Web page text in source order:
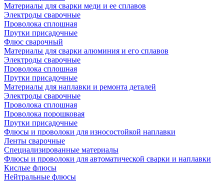
Материалы для сварки меди и ее сплавов
Электроды сварочные
Проволока сплошная
Прутки присадочные
Флюс сварочный
Материалы для сварки алюминия и его сплавов
Электроды сварочные
Проволока сплошная
Прутки присадочные
Материалы для наплавки и ремонта деталей
Электроды сварочные
Проволока сплошная
Проволока порошковая
Прутки присадочные
Флюсы и проволоки для износостойкой наплавки
Ленты сварочные
Специализированные материалы
Флюсы и проволоки для автоматической сварки и наплавки
Кислые флюсы
Нейтральные флюсы